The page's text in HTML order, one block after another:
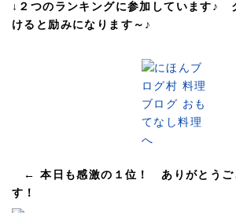
↓２つのランキングに参加しています♪
けると励みになります～♪
← 本日も感激の１位！ ありがとうご
す！